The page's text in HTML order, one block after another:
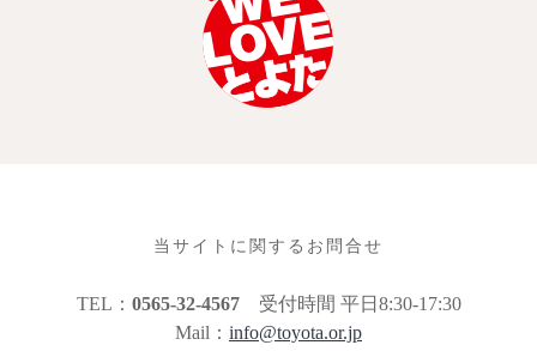
当サイトに関するお問合せ
TEL： 0565-32-4567受付時間 平日8:30-17:30
Mail： info@toyota.or.jp